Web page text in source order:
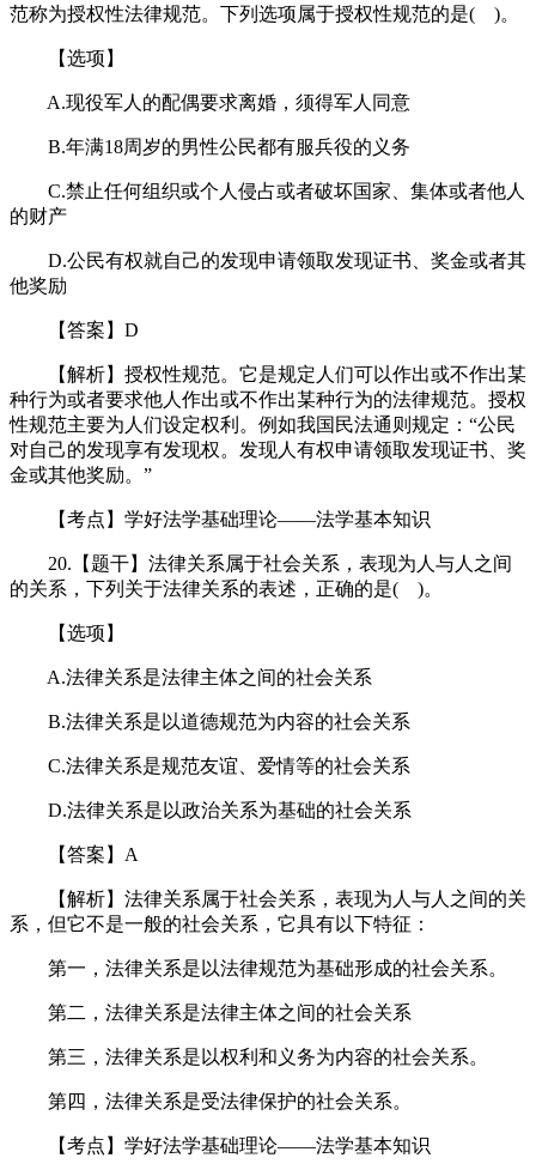
范称为授权性法律规范。下列选项属于授权性规范的是( )。
【选项】
A.现役军人的配偶要求离婚，须得军人同意
B.年满18周岁的男性公民都有服兵役的义务
C.禁止任何组织或个人侵占或者破坏国家、集体或者他人
的财产
D.公民有权就自己的发现申请领取发现证书、奖金或者其
他奖励
【答案】D
【解析】授权性规范。它是规定人们可以作出或不作出某
种行为或者要求他人作出或不作出某种行为的法律规范。授权
性规范主要为人们设定权利。例如我国民法通则规定：“公民
对自己的发现享有发现权。发现人有权申请领取发现证书、奖
金或其他奖励。”
【考点】学好法学基础理论——法学基本知识
20.【题干】法律关系属于社会关系，表现为人与人之间
的关系，下列关于法律关系的表述，正确的是( )。
【选项】
A.法律关系是法律主体之间的社会关系
B.法律关系是以道德规范为内容的社会关系
C.法律关系是规范友谊、爱情等的社会关系
D.法律关系是以政治关系为基础的社会关系
【答案】A
【解析】法律关系属于社会关系，表现为人与人之间的关
系，但它不是一般的社会关系，它具有以下特征：
第一，法律关系是以法律规范为基础形成的社会关系。
第二，法律关系是法律主体之间的社会关系
第三，法律关系是以权利和义务为内容的社会关系。
第四，法律关系是受法律保护的社会关系。
【考点】学好法学基础理论——法学基本知识